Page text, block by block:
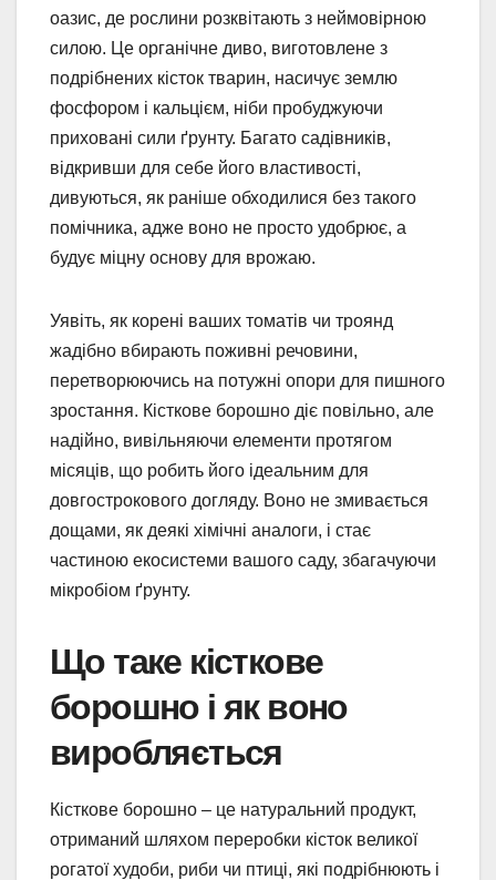
оазис, де рослини розквітають з неймовірною
силою. Це органічне диво, виготовлене з
подрібнених кісток тварин, насичує землю
фосфором і кальцієм, ніби пробуджуючи
приховані сили ґрунту. Багато садівників,
відкривши для себе його властивості,
дивуються, як раніше обходилися без такого
помічника, адже воно не просто удобрює, а
будує міцну основу для врожаю.
Уявіть, як корені ваших томатів чи троянд
жадібно вбирають поживні речовини,
перетворюючись на потужні опори для пишного
зростання. Кісткове борошно діє повільно, але
надійно, вивільняючи елементи протягом
місяців, що робить його ідеальним для
довгострокового догляду. Воно не змивається
дощами, як деякі хімічні аналоги, і стає
частиною екосистеми вашого саду, збагачуючи
мікробіом ґрунту.
Що таке кісткове
борошно і як воно
виробляється
Кісткове борошно – це натуральний продукт,
отриманий шляхом переробки кісток великої
рогатої худоби, риби чи птиці, які подрібнюють і